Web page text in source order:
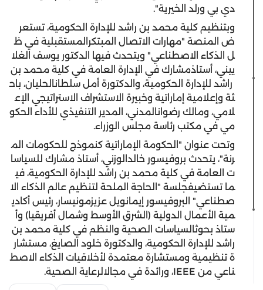
دي بي ورلد الخيرية".
وبتنظيم كلية محمد بن راشد للإدارة الحكومية، تستعر
ض المنصة "مهارات الاتصال المبتكر المستقبلية في ظ
ل الذكاء الاصطناعي" ويتحدث فيها الدكتور يوسف الغلا
ييني، أستاذمشارك في الإدارة العامة في كلية محمد بن
راشد للإدارة الحكومية، و الدكتورة أمل سلطانالحليان، باح
ثة وإعلامية إماراتية وخبيرة الاستشراف الاستراتيجي الإع
لامي، ومالك رضوانالمدني، المدير التنفيذي للأداء الحكو
مي في مكتب رئاسة مجلس الوزراء.
وتحت عنوان " الحكومة الإماراتية كنموذج للحكومات الم
رنة"، يتحدث بروفيسور خالد الوزني، أستاذ مشارك للسياسا
ت العامة في كلية محمد بن راشد للإدارة الحكومية، في
ما تستضيفجلسة " الحاجة الملحة لتنظيم عالم الذكاء الا
صطناعي" البروفيسور إيمانويل عزيزمونيسار، رئيس أكادي
مية الأعمال الدولية ( الشرق الأوسط وشمال أفريقيا) وأ
ستاذ بحوثالسياسات الصحية والنظم في كلية محمد بن
راشد للإدارة الحكومية، و الدكتورة خلود الصايغ، مستشار
ة تنظيمية ومستشارة معتمدة لأخلاقيات الذكاء الاصط
ناعي من IEEE، ورائدة في مجال الرعاية الصحية.